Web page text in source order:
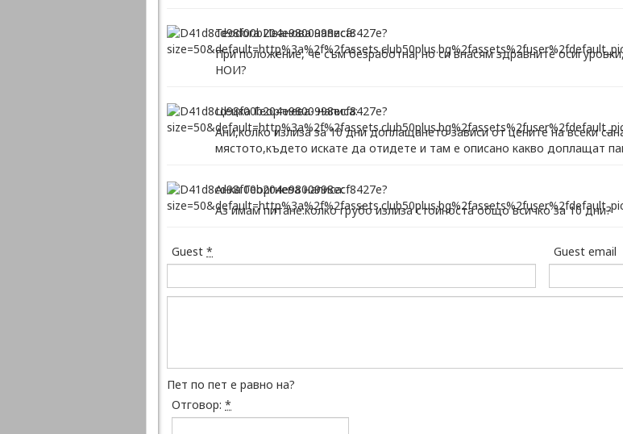
Teodora Иванова написа:
При положение, че съм безработна, но си внасям здравните
НОИ?
Цецка Георгиева- написа:
Ани,колко излиза за 10 дни доплащането зависи от цените на всеки
мястото,където искате да отидете и там е описано какво доплащат
Анка Георгиева написа:
Аз имам питане:колко грубо излиза стойноста общо всичко за 10 дни?
Guest * Guest email
Пет по пет е равно на?
Отговор: *